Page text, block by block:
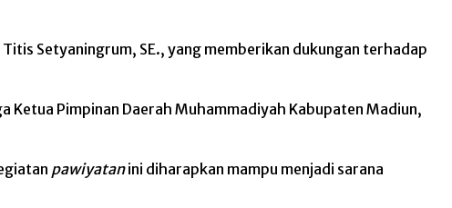
Setyaningrum, SE., yang memberikan dukungan terhadap
Ketua Pimpinan Daerah Muhammadiyah Kabupaten Madiun,
pawiyatanini diharapkan mampu menjadi sarana